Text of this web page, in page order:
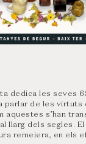
dedica les seves
parlar de les virtuts
aquestes s’han
llarg dels segles.
remeiera, en els